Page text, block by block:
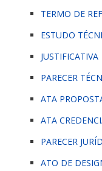
TERMO DE
ESTUDO
JUSTIFICATIVA
PARECER
ATA
ATA
PARECER
ATO DE